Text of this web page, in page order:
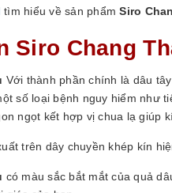
tìm hiểu về sản phẩmSiro
Siro Chang
Với thành phần chính là dâu
số loại bệnh nguy hiểm như
ngọt kết hợp vị chua lạ giúp
trên dây chuyền khép kín
có màu sắc bắt mắt của quả